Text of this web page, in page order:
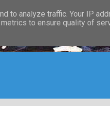
to analyze traffic. Your IP
to ensure quality of